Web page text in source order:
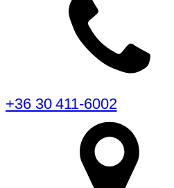
+36 30 411-6002